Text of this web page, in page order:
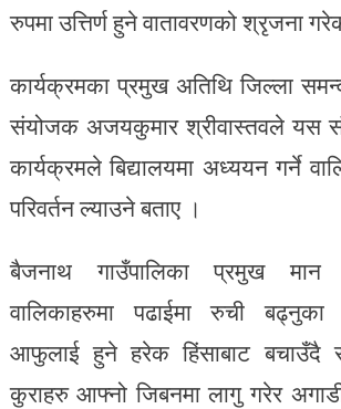
रुपमा उत्तिर्ण हुने वातावरणको श्रृजना
कार्यक्रमका प्रमुख अतिथि जिल्ला
संयोजक अजयकुमार श्रीवास्तवले यस
कार्यक्रमले बिद्यालयमा अध्ययन गर्ने
परिवर्तन ल्याउने बताए ।
बैजनाथ गाउँपालिका प्रमुख मान
वालिकाहरुमा पढाईमा रुची
आफुलाई हुने हरेक हिंसाबाट
कुराहरु आफ्नो जिबनमा लागु गरेर